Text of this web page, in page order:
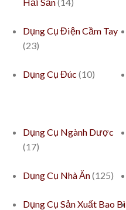
Dụng Cụ Điện Cầm Tay
(23)
Dụng Cụ Đúc(10)
Dụng Cụ Ngành Dược
(17)
Dụng Cụ Nhà Ăn(125)
Dụng Cụ Sản Xuất Bao Bì